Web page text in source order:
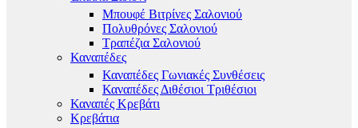
Μπουφέ Βιτρίνες Σαλονιού
Πολυθρόνες Σαλονιού
Τραπέζια Σαλονιού
Καναπέδες
Καναπέδες Γωνιακές Συνθέσεις
Καναπέδες Διθέσιοι Τριθέσιοι
Καναπές Κρεβάτι
Κρεβάτια